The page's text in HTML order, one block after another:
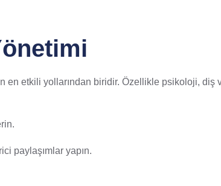
en etkili yollarından biridir. Özellikle psikoloji,
paylaşımlar yapın.